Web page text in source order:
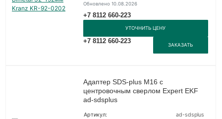
Обновлено 10.08.2026
+7 8112 660-223
УТОЧНИТЬ ЦЕНУ
+7 8112 660-223
ЗАКАЗАТЬ
Адаптер SDS-plus M16 с
центровочным сверлом Expert EKF
ad-sdsplus
Артикул:
ad-sdsplus